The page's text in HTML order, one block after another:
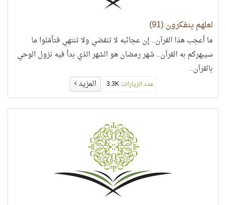
لعلهم يتفكرون (91)
ما أعجب هذا القرآن.. إن عجائبه لا تنقضي ولا تنتهي فتأمّلوا ما
سيبهركم به القرآن.. شهر رمضان هو الشهر الذي بدأ فيه نزول الوحي
بالقرآن..
عدد الزيارات: المزيد